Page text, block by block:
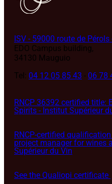
ISV - 59000 route de Pérols
EDO Campus building,
34130 Mauguio
Tel: 04 12 05 85 43 - 06 78
RNCP 36392 certified title:
Spirits - Institut Supérieur
RNCP-certified
project manager for wines
Supérieur du Vin
See the Qualiopi certificate